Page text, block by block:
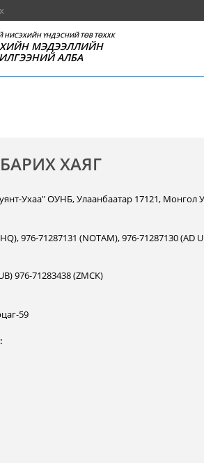
НИСЭХИЙН ҮНДЭСНИЙ ТӨВ ТӨХХК
МЭДЭЭЛЛИЙН
АЛБА
ХАЯГ
Ухаа" ОУНБ, Улаанбаатар 17121, Монгол
976-71287131 (NOTAM), 976-71287130 (AD
976-71283438 (ZMCK)
59